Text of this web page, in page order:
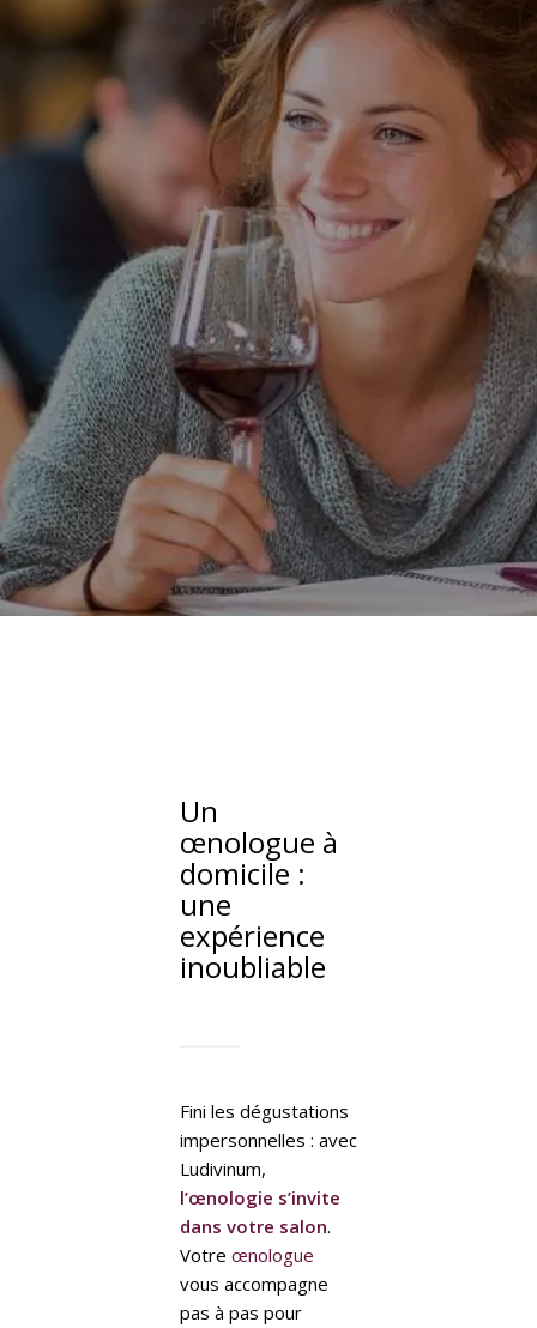
Un
œnologue à
domicile :
une
expérience
inoubliable
Fini les dégustations
impersonnelles : avec
Ludivinum,
l’œnologie s’invite
dans votre salon.
Votre œnologue
vous accompagne
pas à pas pour